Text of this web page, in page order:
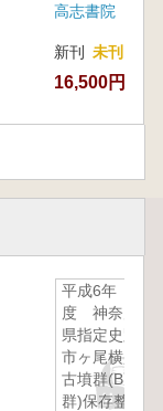
高志書院
新刊 未刊
16,500円
平成6年
度 神奈川
県指定史跡
市ヶ尾横穴
古墳群(B
群)保存整